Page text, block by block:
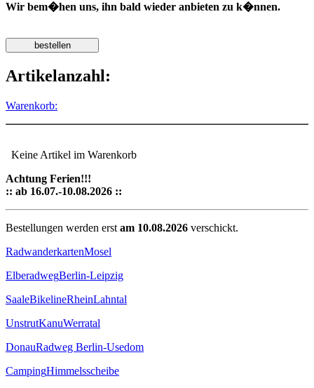
Wir bem�hen uns, ihn bald wieder anbieten zu k�nnen.
Artikelanzahl:
Warenkorb:
Keine Artikel im Warenkorb
Achtung Ferien!!!
:: ab 16.07.-10.08.2026 ::
Bestellungen werden erst am 10.08.2026 verschickt.
RadwanderkartenMosel
ElberadwegBerlin-Leipzig
SaaleBikelineRheinLahntal
UnstrutKanuWerratal
DonauRadweg Berlin-Usedom
CampingHimmelsscheibe